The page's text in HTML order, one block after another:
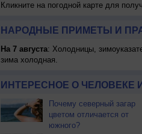
Кликните на погодной карте для
НАРОДНЫЕ ПРИМЕТЫ И
На 7 августа: Холодницы,
зима холодная.
ИНТЕРЕСНОЕ О ЧЕЛОВЕКЕ
Почему северный загар
цветом отличается от
южного?